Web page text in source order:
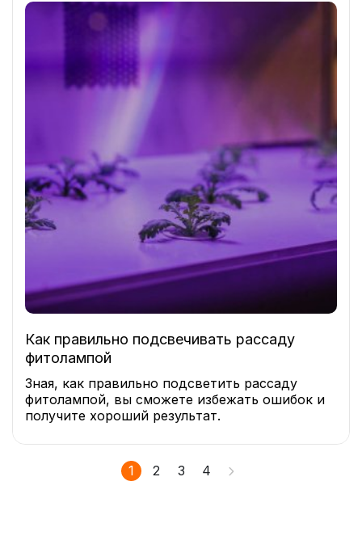
Как правильно подсвечивать рассаду
фитолампой
Зная, как правильно подсветить рассаду
фитолампой, вы сможете избежать ошибок и
получите хороший результат.
1 2 3 4